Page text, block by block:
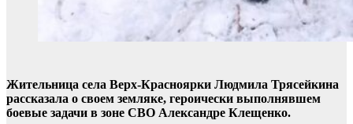
Жительница села Верх-Красноярки Людмила Трясейкина
рассказала о своем земляке, героически выполнявшем
боевые задачи в зоне СВО Александре Клещенко.